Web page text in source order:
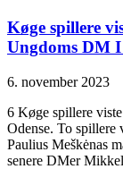
Køge spillere
Ungdoms DM I
6. november 2023
6 Køge spillere
Odense. To spillere
Paulius Meškėnas
senere DMer Mikkel